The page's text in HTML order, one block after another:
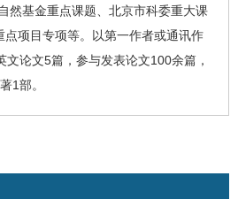
然基金重点课题、北京市科委重大课
项目专项等。以第一作者或通讯作
论文5篇，参与发表论文100余篇，
1部。